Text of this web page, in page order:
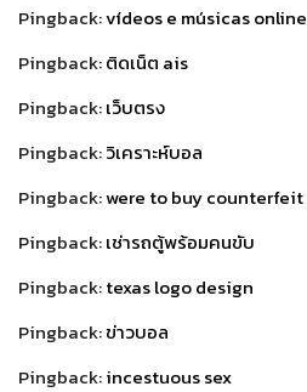
Pingback:vídeos e músicas
Pingback:ติดเน็ต ais
Pingback:เว็บตรง
Pingback:วิเคราะห์บอล
Pingback:were to buy counterfeit
Pingback:เช่ารถตู้พร้อมคนขับ
Pingback:texas logo design
Pingback:ข่าวบอล
Pingback:incestuous sex